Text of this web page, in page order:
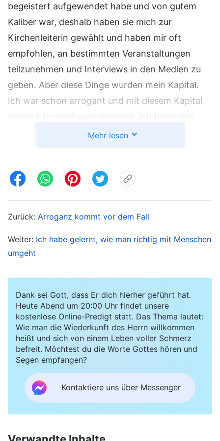
begeistert aufgewendet habe und von gutem
Kaliber war, deshalb haben sie mich zur
Kirchenleiterin gewählt und haben mir oft
empfohlen, an bestimmten Veranstaltungen
teilzunehmen und Interviews in den Medien zu
geben. Aber diese Dinge wurden mein Kapital.
Ich war schon arrogant und mit diesem Kapital
wurde ich ungeheuer arrogant. Ich hatte das
Kircheohne mich nicht
Schwestern Dinge mit mir besprechen wollten,
darauf beharrt haben, mich danach zu fragen,
habe ich mich geärgert. „Warum fragt ihr mich
wert? Kümmert euch einfach selbst darum.“ Und
wenn sie weiter nachgefragt haben, dann wurde
mein Ton sofort fragend und kritisch und ich
habe sie sogar belehrt, als wäre ich überlegen.
Wenn ich meine Brüder und Schwestern so
behandelt habe, hatte sogar ich das Gefühl, dass
es unangemessen war. Ich habe gespürt, dass es
ihnen auf gewisse Weise wehgetan hat. Aber ihr
müsst erkennen, dass ich jegliche Menschlichkeit
Mehr lesen
Zurück: Arroganz kommt vor dem Fall
Weiter: Ich habe gelernt, wie man richtig mit Menschen
umgeht
Dank sei Gott, dass Er dich hierher geführt hat.
Heute Abend um 20:00 Uhr findet unsere
kostenlose Online-Predigt statt. Das Thema lautet:
Wie man die Wiederkunft des Herrn willkommen
heißt und sich von einem Leben voller Schmerz
befreit. Möchtest du die Worte Gottes hören und
Segen empfangen?
Kontaktiere uns über Messenger